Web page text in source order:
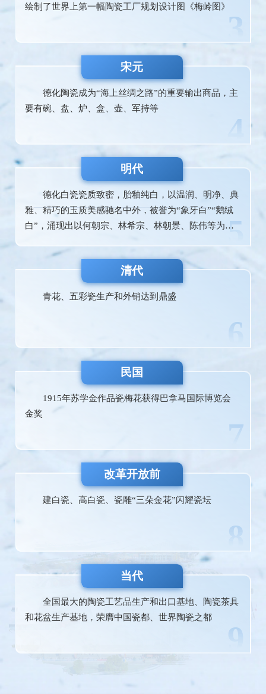
绘制了世界上第一幅陶瓷工厂规划设计图《梅岭图》
3
宋元
德化陶瓷成为“海上丝绸之路”的重要输出商品，主
要有碗、盘、炉、盒、壶、军持等
4
明代
德化白瓷瓷质致密，胎釉纯白，以温润、明净、典
雅、精巧的玉质美感驰名中外，被誉为“象牙白”“鹅绒
白”，涌现出以何朝宗、林希宗、林朝景、陈伟等为代
瓷雕作品，被视为“东方艺术珍品”，“天下共宝之”。
5
清代
青花、五彩瓷生产和外销达到鼎盛
6
民国
1915年苏学金作品瓷梅花获得巴拿马国际博览会
金奖
7
改革开放前
建白瓷、高白瓷、瓷雕“三朵金花”闪耀瓷坛
8
当代
全国最大的陶瓷工艺品生产和出口基地、陶瓷茶具
和花盆生产基地，荣膺中国瓷都、世界陶瓷之都
9